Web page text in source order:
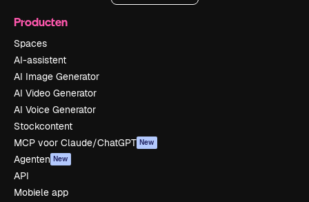
Producten
Spaces
AI-assistent
AI Image Generator
AI Video Generator
AI Voice Generator
Stockcontent
MCP voor Claude/ChatGPT New
Agenten New
API
Mobiele app